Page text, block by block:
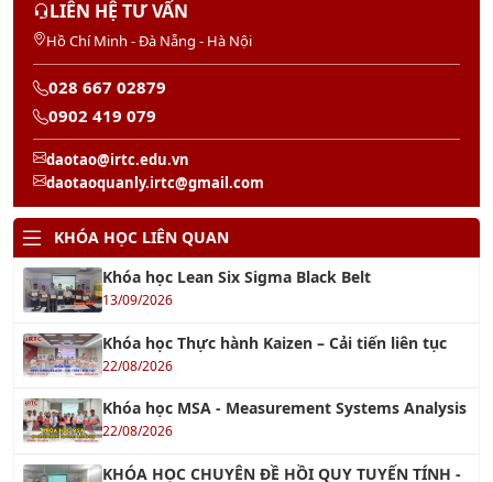
028 667 02879
0902 419 079
daotao@irtc.edu.vn
daotaoquanly.irtc@gmail.com
KHÓA HỌC LIÊN QUAN
Khóa học Lean Six Sigma Black Belt
13/09/2026
Khóa học Thực hành Kaizen – Cải tiến liên tục
22/08/2026
Khóa học MSA - Measurement Systems Analysis
22/08/2026
KHÓA HỌC CHUYÊN ĐỀ HỒI QUY TUYẾN TÍNH -
SPECIAL COURSE OF MODEL REGRESSION
22/08/2026